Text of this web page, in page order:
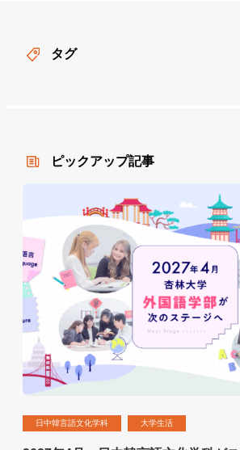
タグ
ピックアップ記事
日中韓言語文化学科 大学生活